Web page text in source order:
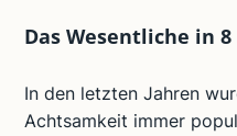
Das Wesentliche in
In den letzten Jahren
Achtsamkeit immer